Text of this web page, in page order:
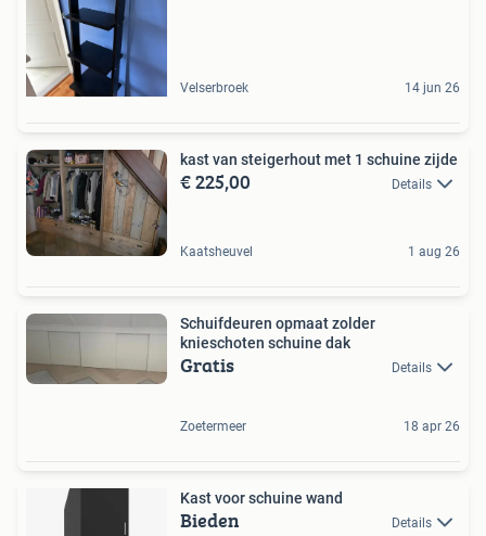
Velserbroek 14 jun 26
kast van steigerhout met 1 schuine zijde
€ 225,00 Details
Kaatsheuvel 1 aug 26
Schuifdeuren opmaat zolder
knieschoten schuine dak
Gratis Details
Zoetermeer 18 apr 26
Kast voor schuine wand
Bieden Details